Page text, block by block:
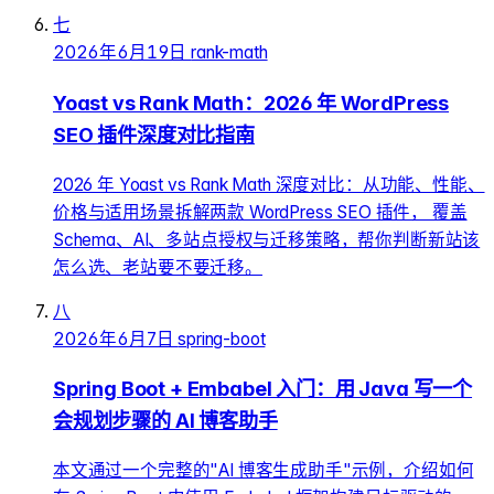
七
2026年6月19日rank-math
Yoast vs Rank Math：2026 年 WordPress
SEO 插件深度对比指南
2026 年 Yoast vs Rank Math 深度对比：从功能、性能、
价格与适用场景拆解两款 WordPress SEO 插件， 覆盖
Schema、AI、多站点授权与迁移策略，帮你判断新站该
怎么选、老站要不要迁移。
八
2026年6月7日spring-boot
Spring Boot + Embabel 入门：用 Java 写一个
会规划步骤的 AI 博客助手
本文通过一个完整的"AI 博客生成助手"示例，介绍如何